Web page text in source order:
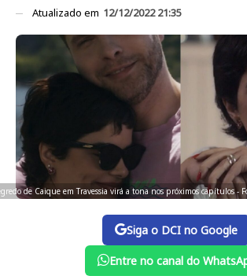
Atualizado em 12/12/2022 21:35
de Caique em Travessia virá a tona nos próximos capítulos -
Siga o DCI no Google
Entre no canal do